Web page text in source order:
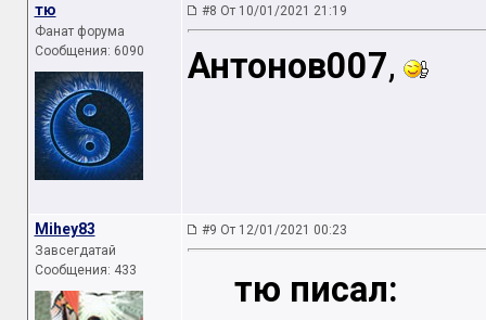
тю
Фанат форума
Сообщения: 6090
#8 От 10/01/2021 21:19
Антонов007,
Mihey83
Завсегдатай
Сообщения: 433
#9 От 12/01/2021 00:23
тю писал: